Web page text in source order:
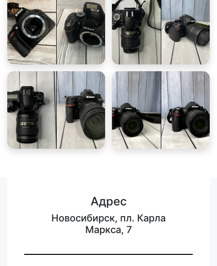
Адрес
Новосибирск, пл. Карла
Маркса, 7